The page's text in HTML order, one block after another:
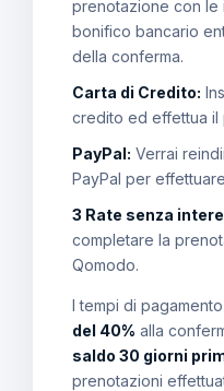
prenotazione con le
bonifico bancario
della conferma.
Carta di Credito:
credito ed effettua il
PayPal: Verrai
PayPal per
3 Rate senza
completare la
Qomodo.
I tempi di
del 40% alla
saldo 30 giorni
prenotazioni